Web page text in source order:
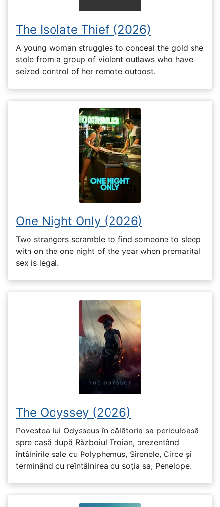
The Isolate Thief (2026)
A young woman struggles to conceal the gold she
stole from a group of violent outlaws who have
seized control of her remote outpost.
One Night Only (2026)
Two strangers scramble to find someone to sleep
with on the one night of the year when premarital
sex is legal.
The Odyssey (2026)
Povestea lui Odysseus în călătoria sa periculoasă
spre casă după Războiul Troian, prezentând
întâlnirile sale cu Polyphemus, Sirenele, Circe și
terminând cu reîntâlnirea cu soția sa, Penelope.